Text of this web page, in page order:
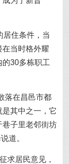
居住条件，当
当时格外耀
30多栋职工
落在昌邑市都
其中之一，它
巷子里老邻街坊
道。
求居民意见，